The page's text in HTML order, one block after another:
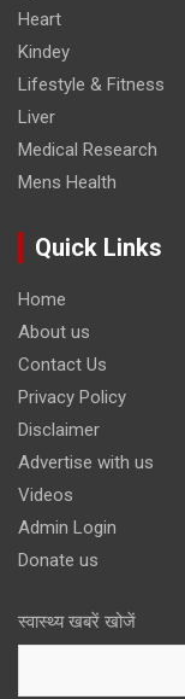
Heart
Kindey
Lifestyle & Fitness
Liver
Medical Research
Mens Health
Quick Links
Home
About us
Contact Us
Privacy Policy
Disclaimer
Advertise with us
Videos
Admin Login
Donate us
स्वास्थ्य खबरें खोजें